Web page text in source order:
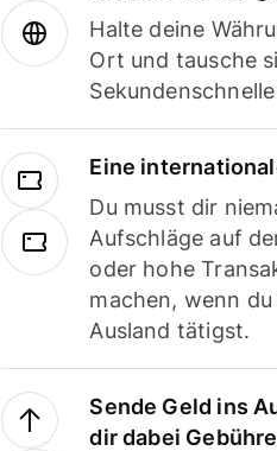
Halte deine
Ort und tausche
Eine
Du musst dir
Aufschläge auf
oder hohe
machen, wenn
Ausland tätigst.
Sende Geld ins
dir dabei